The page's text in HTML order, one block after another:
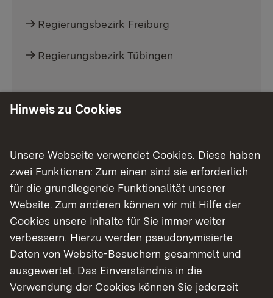
Regierungsbezirk Freiburg
Regierungsbezirk Tübingen
Hinweis zu Cookies
Unsere Webseite verwendet Cookies. Diese haben
zwei Funktionen: Zum einen sind sie erforderlich
für die grundlegende Funktionalität unserer
Website. Zum anderen können wir mit Hilfe der
Cookies unsere Inhalte für Sie immer weiter
verbessern. Hierzu werden pseudonymisierte
Daten von Website-Besuchern gesammelt und
ausgewertet. Das Einverständnis in die
Verwendung der Cookies können Sie jederzeit